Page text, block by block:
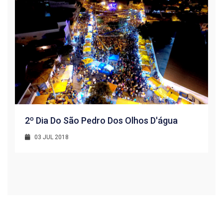
2º Dia Do São Pedro Dos Olhos D'água
03 JUL 2018